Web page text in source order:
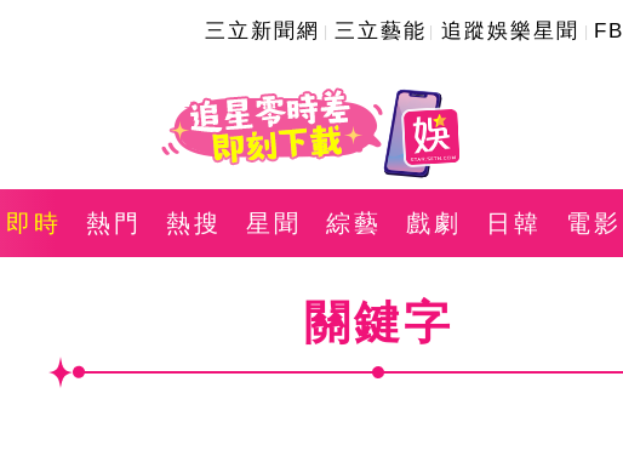
三立新聞網 三立藝能 追蹤娛樂星聞 FB
即時 熱門 熱搜 星聞 綜藝 戲劇 日韓 電影
關鍵字